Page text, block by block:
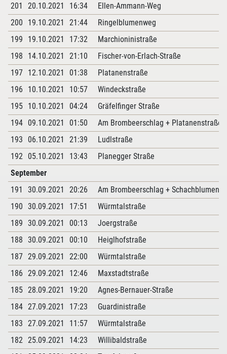
201
20.10.2021 16:34
Ellen-Ammann-Weg
200
19.10.2021 21:44
Ringelblumenweg
199
19.10.2021 17:32
Marchioninistraße
198
14.10.2021 21:10
Fischer-von-Erlach-Straße
197 12.10.2021 01:38
Platanenstraße
196
10.10.2021 10:57
Windeckstraße
195 10.10.2021 04:24
Gräfelfinger Straße
194 09.10.2021 01:50
Am Brombeerschlag + Platanenstraße
193
06.10.2021 21:39
Ludlstraße
192 05.10.2021 13:43
Planegger Straße
September
191
30.09.2021 20:26
Am Brombeerschlag +
190 30.09.2021 17:51
Würmtalstraße
189 30.09.2021 00:13
Joergstraße
188 30.09.2021 00:10
Heiglhofstraße
187 29.09.2021 22:00
Würmtalstraße
186 29.09.2021 12:46
Maxstadtstraße
185 28.09.2021 19:20
Agnes-Bernauer-Straße
184 27.09.2021 17:23
Guardinistraße
183 27.09.2021 11:57
Würmtalstraße
182 25.09.2021 14:23
Willibaldstraße